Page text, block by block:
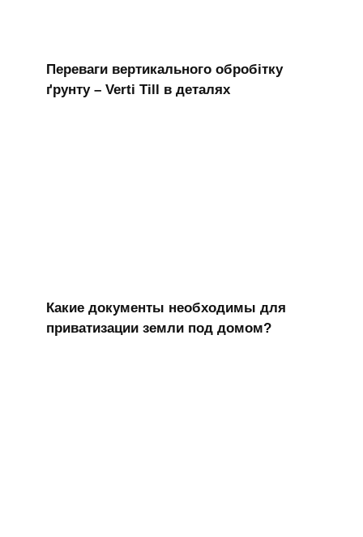
Переваги вертикального обробітку
ґрунту – Verti Till в деталях
Какие документы необходимы для
приватизации земли под домом?